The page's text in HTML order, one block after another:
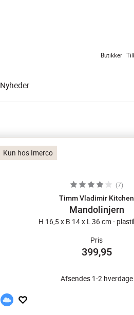
Butikker
Nyheder
Kun hos Imerco
(7)
Timm Vladimir Kitchen
Mandolinjern
H 16,5 x B 14 x L 36 cm -
Pris
399,95
Afsendes 1-2 hverdage